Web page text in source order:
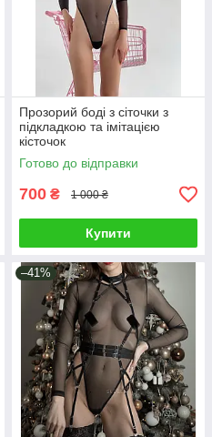
Прозорий боді з сіточки з
підкладкою та імітацією
кісточок
Готово до відправки
700 ₴ 1 000 ₴
Купити
–41%